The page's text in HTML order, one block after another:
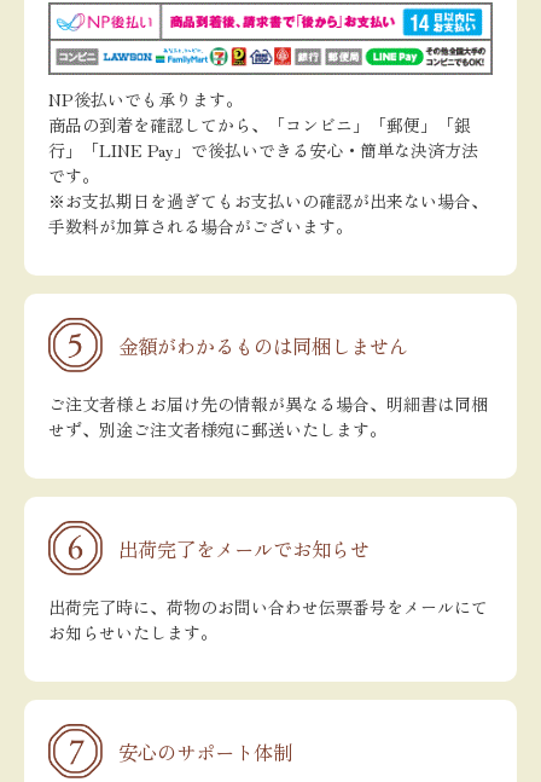
NP後払いでも承ります。
商品の到着を確認してから、「コンビニ」「郵便」「銀
行」「LINE Pay」で後払いできる安心・簡単な決済方法
です。
※お支払期日を過ぎてもお支払いの確認が出来ない場合、
手数料が加算される場合がございます。
金額がわかるものは同梱しません
ご注文者様とお届け先の情報が異なる場合、明細書は同梱
せず、別途ご注文者様宛に郵送いたします。
出荷完了をメールでお知らせ
出荷完了時に、荷物のお問い合わせ伝票番号をメールにて
お知らせいたします。
安心のサポート体制